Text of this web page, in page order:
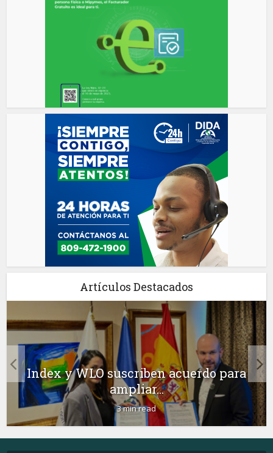
Artículos Destacados
Index y WLO suscriben acuerdo para
ampliar...
3 min read